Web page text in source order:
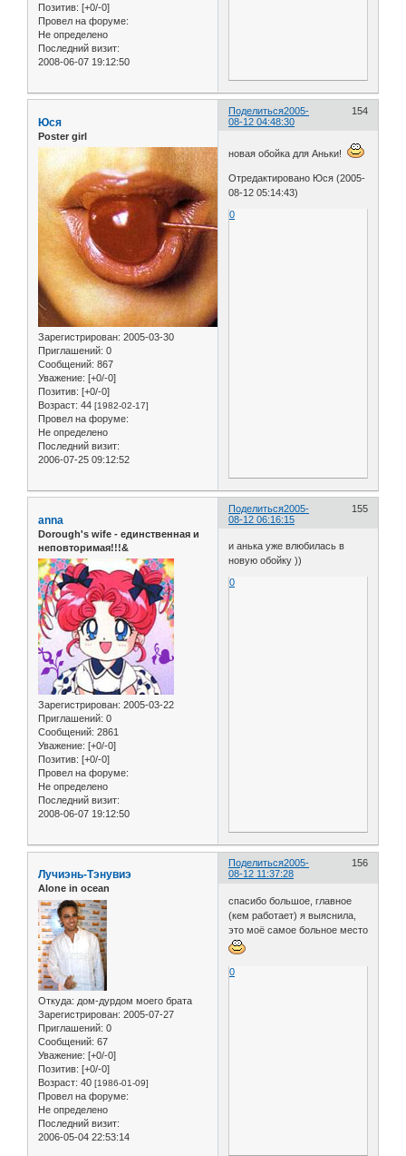
Позитив: [+0/-0]
Провел на форуме:
Не определено
Последний визит:
2008-06-07 19:12:50
Поделиться 154
2005-
08-12 04:48:30
Юся
Poster girl
Зарегистрирован: 2005-03-30
Приглашений: 0
Сообщений: 867
Уважение: [+0/-0]
Позитив: [+0/-0]
Возраст: 44 [1982-02-17]
Провел на форуме:
Не определено
Последний визит:
2006-07-25 09:12:52
новая обойка для Аньки!
Отредактировано Юся (2005-
08-12 05:14:43)
0
Поделиться 155
2005-
08-12 06:16:15
anna
Dorough's wife - единственная и
неповторимая!!!&
Зарегистрирован: 2005-03-22
Приглашений: 0
Сообщений: 2861
Уважение: [+0/-0]
Позитив: [+0/-0]
Провел на форуме:
Не определено
Последний визит:
2008-06-07 19:12:50
и анька уже влюбилась в
новую обойку ))
0
Поделиться 156
2005-
08-12 11:37:28
Лучиэнь-Тэнувиэ
Alone in ocean
Откуда: дом-дурдом моего брата
Зарегистрирован: 2005-07-27
Приглашений: 0
Сообщений: 67
Уважение: [+0/-0]
Позитив: [+0/-0]
Возраст: 40 [1986-01-09]
Провел на форуме:
Не определено
Последний визит:
2006-05-04 22:53:14
спасибо большое, главное
(кем работает) я выяснила,
это моё самое больное место
0